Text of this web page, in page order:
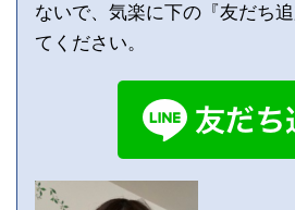
ないで、気楽に下の『友だち
てください。